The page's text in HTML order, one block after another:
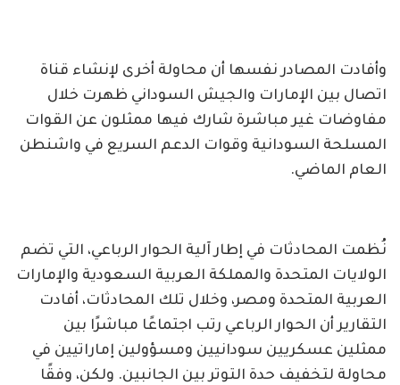
وأفادت المصادر نفسها أن محاولة أخرى لإنشاء قناة
اتصال بين الإمارات والجيش السوداني ظهرت خلال
مفاوضات غير مباشرة شارك فيها ممثلون عن القوات
المسلحة السودانية وقوات الدعم السريع في واشنطن
العام الماضي.
نُظمت المحادثات في إطار آلية الحوار الرباعي، التي تضم
الولايات المتحدة والمملكة العربية السعودية والإمارات
العربية المتحدة ومصر، وخلال تلك المحادثات، أفادت
التقارير أن الحوار الرباعي رتب اجتماعًا مباشرًا بين
ممثلين عسكريين سودانيين ومسؤولين إماراتيين في
محاولة لتخفيف حدة التوتر بين الجانبين. ولكن، وفقًا